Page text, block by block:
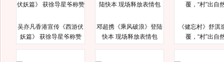
吴亦凡香港宣传《西游伏
妖篇》 获徐导星爷称赞
邓超携《乘风破浪》登陆
快本 现场释放表情包
《健忘村》舒淇
覆，“村”出自